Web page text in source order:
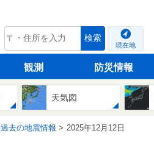
tenki.jp 検索
現在地
観測 防災情報
天気図
過去の地震情報 2025年12月12日